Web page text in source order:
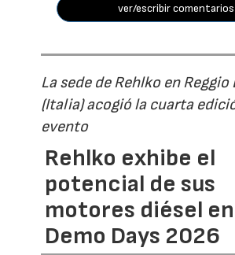
ver/escribir comentarios
La sede de Rehlko en
(Italia) acogió la cuarta
evento
Rehlko exhibe el
potencial de sus
motores diésel
Demo Days 2026